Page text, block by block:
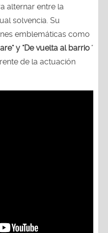
alternar entre la
solvencia. Su
emblemáticas como
y "De vuelta al barrio"
de la actuación